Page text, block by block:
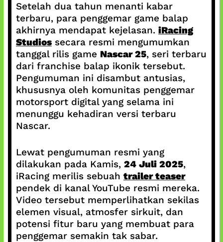
Setelah dua tahun menanti kabar
terbaru, para penggemar game balap
akhirnya mendapat kejelasan. iRacing
Studiossecara resmi mengumumkan
tanggal rilis game Nascar 25, seri terbaru
dari franchise balap ikonik tersebut.
Pengumuman ini disambut antusias,
khususnya oleh komunitas penggemar
motorsport digital yang selama ini
menunggu kehadiran versi terbaru
Nascar.
Lewat pengumuman resmi yang
dilakukan pada Kamis, 24 Juli 2025,
iRacing merilis sebuah trailer teaser
pendek di kanal YouTube resmi mereka.
Video tersebut memperlihatkan sekilas
elemen visual, atmosfer sirkuit, dan
potensi fitur baru yang membuat para
penggemar semakin tak sabar.